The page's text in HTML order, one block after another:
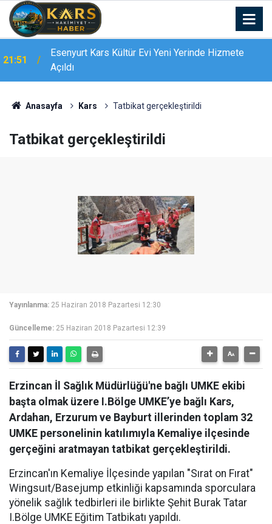
21:51
Esenyurt Kars Kültür Evi Yeni Yerinde Hizmete
Açıldı
Anasayfa Kars Tatbikat gerçekleştirildi
Tatbikat gerçekleştirildi
Yayınlanma: 25 Haziran 2018 Pazartesi 12:30
Güncelleme: 25 Haziran 2018 Pazartesi 12:39
Erzincan İl Sağlık Müdürlüğü'ne bağlı UMKE ekibi
başta olmak üzere I.Bölge UMKE’ye bağlı Kars,
Ardahan, Erzurum ve Bayburt illerinden toplam 32
UMKE personelinin katılımıyla Kemaliye ilçesinde
gerçeğini aratmayan tatbikat gerçekleştirildi.
Erzincan'ın Kemaliye İlçesinde yapılan "Sırat on Fırat"
Wingsuıt/Basejump etkinliği kapsamında sporculara
yönelik sağlık tedbirleri ile birlikte Şehit Burak Tatar
I.Bölge UMKE Eğitim Tatbikatı yapıldı.